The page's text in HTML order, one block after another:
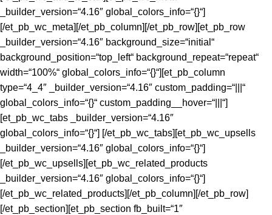
_builder_version=“4.16″ global_colors_info=“{}“]
[/et_pb_wc_meta][/et_pb_column][/et_pb_row][et_pb_row
_builder_version=“4.16″ background_size=“initial“
background_position=“top_left“ background_repeat=“repeat“
width=“100%“ global_colors_info=“{}“][et_pb_column
type=“4_4″ _builder_version=“4.16″ custom_padding=“|||“
global_colors_info=“{}“ custom_padding__hover=“|||“]
[et_pb_wc_tabs _builder_version=“4.16″
global_colors_info=“{}“] [/et_pb_wc_tabs][et_pb_wc_upsells
_builder_version=“4.16″ global_colors_info=“{}“]
[/et_pb_wc_upsells][et_pb_wc_related_products
_builder_version=“4.16″ global_colors_info=“{}“]
[/et_pb_wc_related_products][/et_pb_column][/et_pb_row]
[/et_pb_section][et_pb_section fb_built=“1″